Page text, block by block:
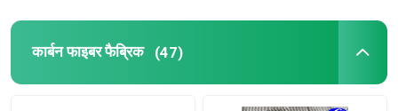
कार्बन फाइबर फैब्रिक (47)